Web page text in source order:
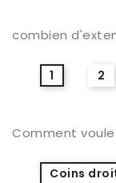
combien
1 2
Comment
Coins